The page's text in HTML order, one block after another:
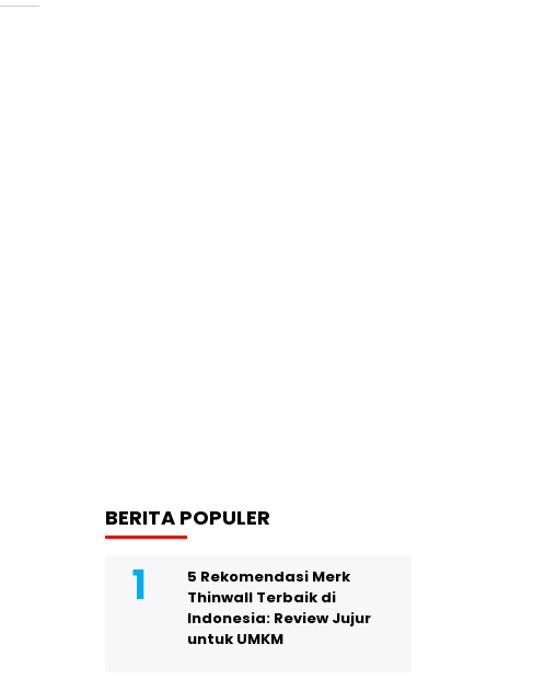
BERITA POPULER
5 Rekomendasi Merk
Thinwall Terbaik di
Indonesia: Review Jujur
untuk UMKM